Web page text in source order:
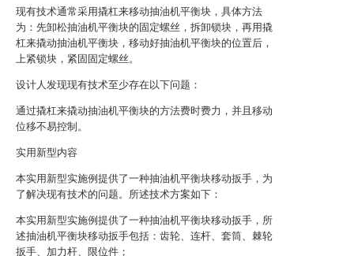
现有技术通常采用撬杠来移动抽油机平衡块，具体方法
为：先卸松抽油机平衡块的固定螺丝，拆卸锁块，再用撬
杠来撬动抽油机平衡块，移动好抽油机平衡块的位置后，
上紧锁块，紧固固定螺丝。
设计人发现现有技术至少存在以下问题：
通过撬杠来撬动抽油机平衡块的方法费时费力，并且移动
位移不易控制。
实用新型内容
本实用新型实施例提供了一种抽油机平衡块移动扳手，为
了解决现有技术的问题。所述技术方案如下：
本实用新型实施例提供了一种抽油机平衡块移动扳手，所
述抽油机平衡块移动扳手包括：齿轮、连杆、套筒、棘轮
扳手、加力杆、限位件；